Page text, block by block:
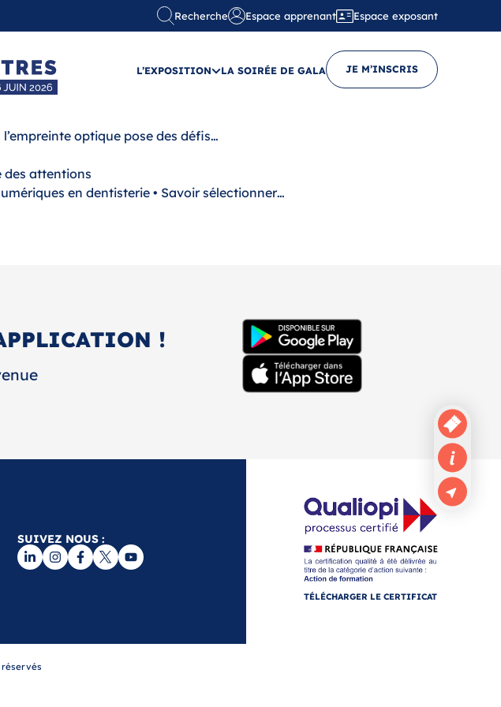
Recherche Espace apprenant Espace exposant
L’EXPOSITION LA SOIRÉE DE GALA JE M’INSCRIS
optique pose des défis…
des attentions
en dentisterie • Savoir sélectionner…
!
SUIVEZ NOUS :
TÉLÉCHARGER LE CERTIFICAT
réservés